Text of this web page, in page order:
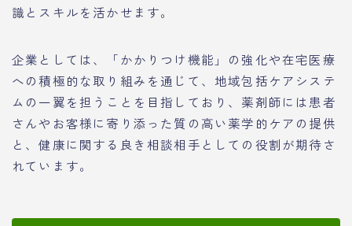
識とスキルを活かせます。
企業としては、「かかりつけ機能」の強化や在宅医療
への積極的な取り組みを通じて、地域包括ケアシステ
ムの一翼を担うことを目指しており、薬剤師には患者
さんやお客様に寄り添った質の高い薬学的ケアの提供
と、健康に関する良き相談相手としての役割が期待さ
れています。